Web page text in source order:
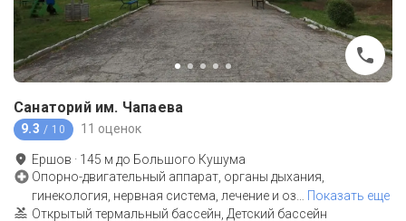
Санаторий им. Чапаева
9.3 / 10 11 оценок
Ершов · 145 м до Большого Кушума
Опорно-двигательный аппарат, органы дыхания,
гинекология, нервная система, лечение и оз
Показать еще
Открытый термальный бассейн, Детский бассейн